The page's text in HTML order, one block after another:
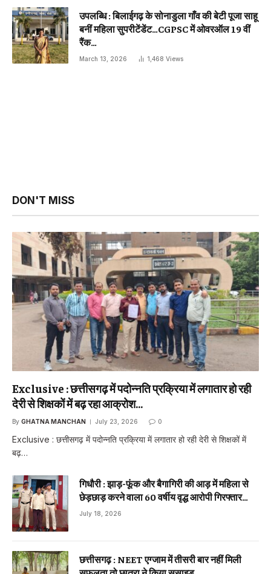
उपलब्धि : बिलाईगढ़ के सोनाडुला गाँव की बेटी पूजा साहू
बनीं महिला सुपरीटेंडेंट…CGPSC में ओवरऑल 19 वीं
रैंक…
March 13, 2026 1,468 Views
DON'T MISS
Exclusive : छत्तीसगढ़ में पदोन्नति प्रक्रिया में लगातार हो रही
देरी से शिक्षकों में बढ़ रहा आक्रोश…
By GHATNA MANCHAN July 23, 2026 0
Exclusive : छत्तीसगढ़ में पदोन्नति प्रक्रिया में लगातार हो रही देरी से शिक्षकों में
बढ़…
गिधौरी : झाड़-फूंक और बैगागिरी की आड़ में महिला से
छेड़छाड़ करने वाला 60 वर्षीय वृद्ध आरोपी गिरफ्तार…
July 18, 2026
छत्तीसगढ़ : NEET एग्जाम में तीसरी बार नहीं मिली